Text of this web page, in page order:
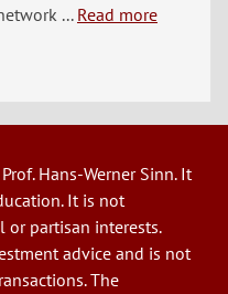
... Read more
Hans-Werner Sinn. It
It is not
or partisan interests.
advice and is not
The